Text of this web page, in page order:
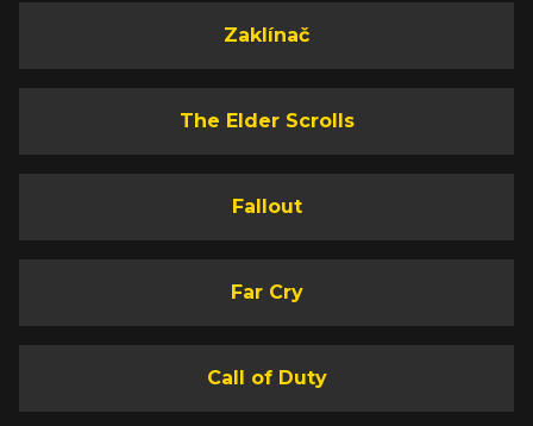
Zaklínač
The Elder Scrolls
Fallout
Far Cry
Call of Duty